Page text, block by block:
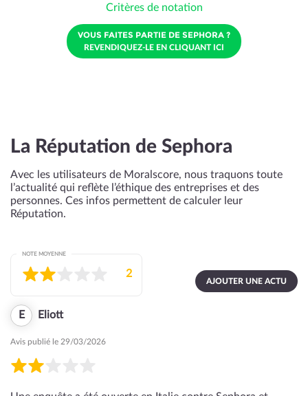
Critères de notation
VOUS FAITES PARTIE DE SEPHORA ?
REVENDIQUEZ-LE EN CLIQUANT ICI
La Réputation de Sephora
Avec les utilisateurs de Moralscore, nous traquons toute
l’actualité qui reflète l’éthique des entreprises et des
personnes. Ces infos permettent de calculer leur
Réputation.
AJOUTER UNE ACTU
NOTE MOYENNE
2
E Eliott
Avis publié le 29/03/2026